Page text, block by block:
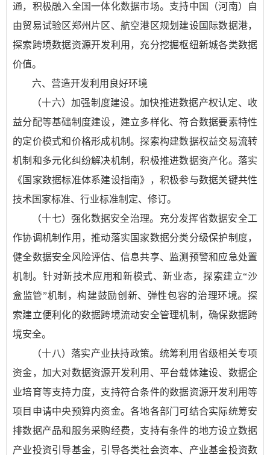
通，积极融入全国一体化数据市场。支持中国（河南）自
由贸易试验区郑州片区、航空港区规划建设国际数据港，
探索跨境数据资源开发利用，充分挖掘枢纽新城各类数据
价值。
六、营造开发利用良好环境
（十六）加强制度建设。加快推进数据产权认定、收
益分配等基础制度建设，建立多样化、符合数据要素特性
的定价模式和价格形成机制。探索构建数据权益交易流转
机制和多元化纠纷解决机制，积极推进数据资产化。落实
《国家数据标准体系建设指南》，积极参与数据关键共性
技术国家标准、行业标准制定、修订。
（十七）强化数据安全治理。充分发挥省数据安全工
作协调机制作用，推动落实国家数据分类分级保护制度，
健全数据安全风险评估、信息共享、监测预警和应急处置
机制。针对新技术应用和新模式、新业态，探索建立“沙
盒监管”机制，构建鼓励创新、弹性包容的治理环境。探
索建立便利化的数据跨境流动安全管理机制，确保数据跨
境安全。
（十八）落实产业扶持政策。统筹利用省级相关专项
资金，加大对数据资源开发利用、平台载体建设、数据企
业培育等支持力度，支持符合条件的数据资源开发利用等
项目申请中央预算内资金。各地各部门可结合实际统筹安
排数据产品和服务采购经费，支持有条件的地方设立数据
产业投资引导基金，引导各类社会资本、产业基金投资数